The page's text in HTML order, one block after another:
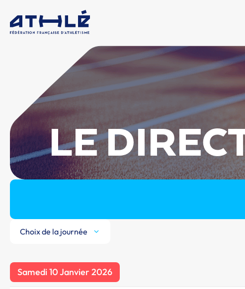
LE
Choix de la journée
Samedi 10 Janvier 2026